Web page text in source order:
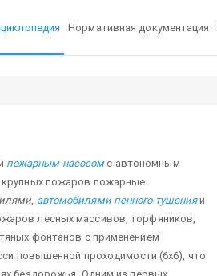
Нормативная документация
пожарным насосомс автономным
крупных пожаров пожарные
автомобилями пенного тушенияи
лесных массивов, торфяников,
фонтанов с применением
повышенной проходимости (6х6), что
бездорожья. Одним из первых